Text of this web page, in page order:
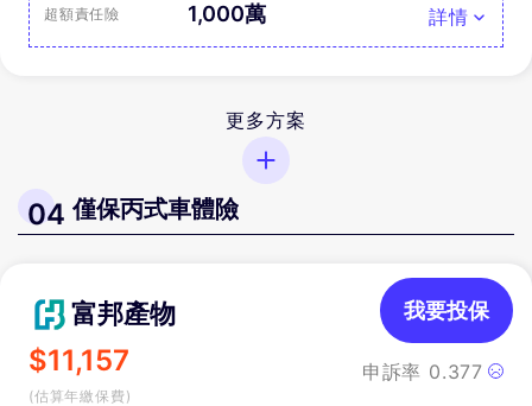
超額責任險 1,000萬 詳情
更多方案
04 僅保丙式車體險
富邦產物
$11,157
(估算年繳保費)
申訴率 0.377
我要投保